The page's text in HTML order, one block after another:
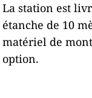
La station est
étanche de 10
matériel de
option.